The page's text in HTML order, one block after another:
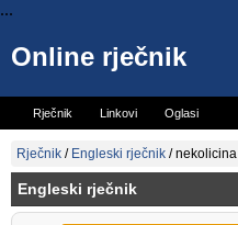
...
Online rječnik
Rječnik Linkovi Oglasi
Vicevi Mini rječnik
Rječnik / Engleski rječnik /nekolicina
Engleski rječnik